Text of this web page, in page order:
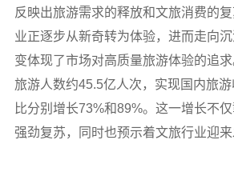
反映出旅游需求的释放和文旅消费的
业正逐步从新奇转为体验，进而走向
变体现了市场对高质量旅游体验的追
旅游人数约45.5亿人次，实现国内旅
比分别增长73%和89%。这一增长不
强劲复苏，同时也预示着文旅行业迎来